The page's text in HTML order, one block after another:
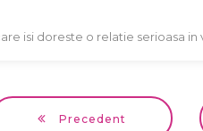
isi doreste o relatie serioasa
Precedent